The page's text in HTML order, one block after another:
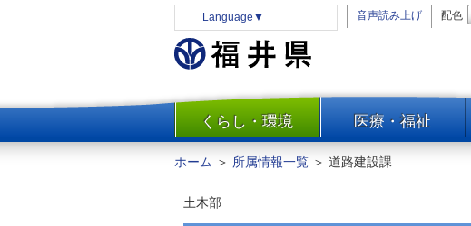
Language ▼ 音声読み上げ 配色
一覧
くらし・環境 医療・福祉
防災
消費・生活
ホーム ＞ 所属情報一覧 ＞ 道路建設課
土木部